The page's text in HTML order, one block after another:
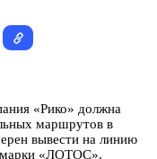
«Рико» должна
маршрутов в
вывести на линию
марки «ЛОТОС».